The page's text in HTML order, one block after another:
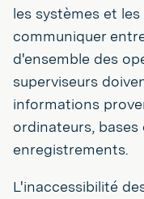
les systèmes et
communiquer
d'ensemble des
superviseurs
informations
ordinateurs, bases
enregistrements.
L'inaccessibilité